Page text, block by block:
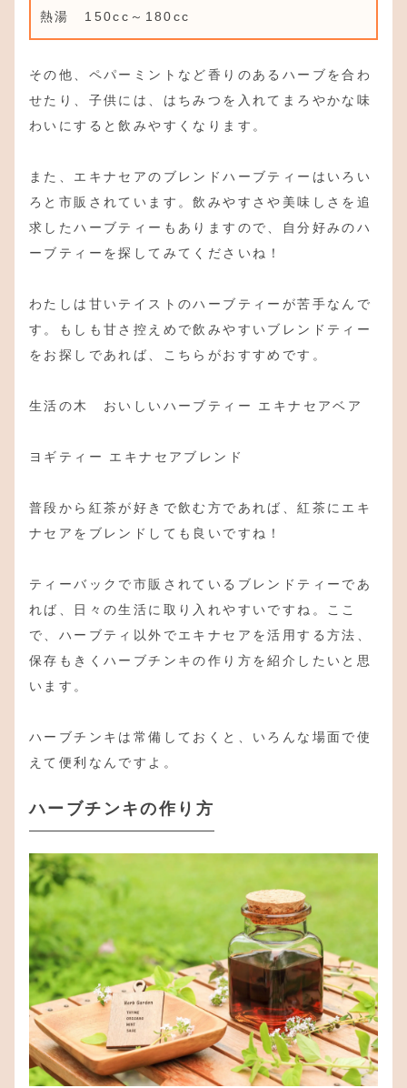
熱湯 150cc～180cc
その他、ペパーミントなど香りのあるハーブを合わ
せたり、子供には、はちみつを入れてまろやかな味
わいにすると飲みやすくなります。
また、エキナセアのブレンドハーブティーはいろい
ろと市販されています。飲みやすさや美味しさを追
求したハーブティーもありますので、自分好みのハ
ーブティーを探してみてくださいね！
わたしは甘いテイストのハーブティーが苦手なんで
す。もしも甘さ控えめで飲みやすいブレンドティー
をお探しであれば、こちらがおすすめです。
生活の木 おいしいハーブティー エキナセアベア
ヨギティー エキナセアブレンド
普段から紅茶が好きで飲む方であれば、紅茶にエキ
ナセアをブレンドしても良いですね！
ティーバックで市販されているブレンドティーであ
れば、日々の生活に取り入れやすいですね。ここ
で、ハーブティ以外でエキナセアを活用する方法、
保存もきくハーブチンキの作り方を紹介したいと思
います。
ハーブチンキは常備しておくと、いろんな場面で使
えて便利なんですよ。
ハーブチンキの作り方